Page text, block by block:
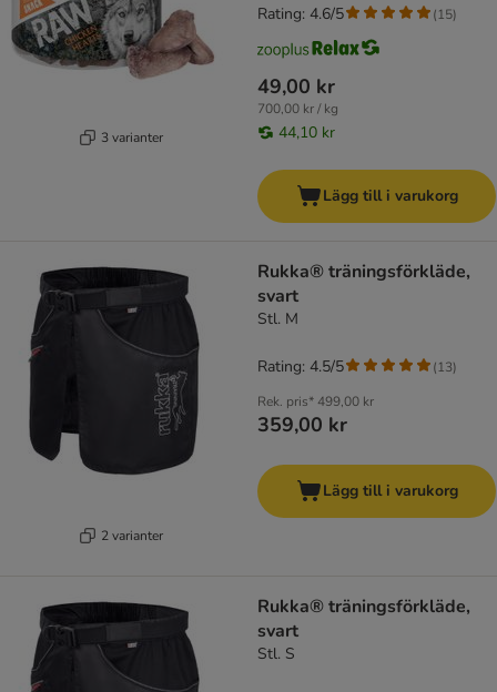
3 varianter
49,00 kr
700,00 kr / kg
44,10 kr
Rating: 4.6/5 (15)
Lägg till i varukorg
2 varianter
Rukka® träningsförkläde,
svart
Stl. M
Rek. pris*499,00 kr
359,00 kr
Rating: 4.5/5 (13)
Lägg till i varukorg
Rukka® träningsförkläde,
svart
Stl. S